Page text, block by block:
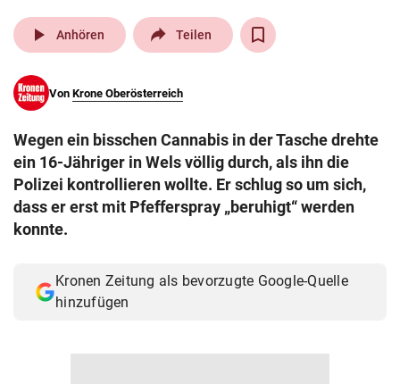
pin_drop
Wien arrow_right
search
eingeben
play_arrow Anhören Teilen
Von Krone Oberösterreich
Wegen ein bisschen Cannabis in der Tasche drehte
ein 16-Jähriger in Wels völlig durch, als ihn die
Polizei kontrollieren wollte. Er schlug so um sich,
dass er erst mit Pfefferspray „beruhigt“ werden
konnte.
Kronen Zeitung als bevorzugte Google-Quelle
hinzufügen